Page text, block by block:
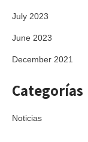
July 2023
June 2023
December 2021
Categorías
Noticias